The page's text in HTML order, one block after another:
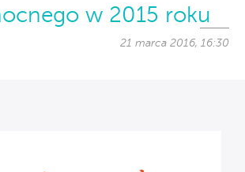
w 2015 roku
21 marca 2016, 16:30